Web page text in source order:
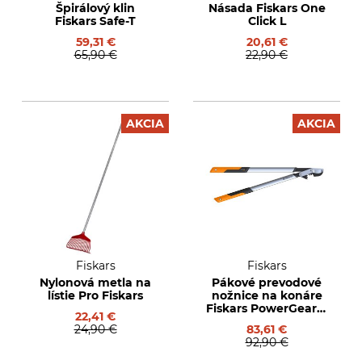
Špirálový klin
Fiskars Safe-T
59,31 €
65,90 €
Násada Fiskars One
Click L
20,61 €
22,90 €
AKCIA
Fiskars
Nylonová metla na
lístie Pro Fiskars
22,41 €
24,90 €
AKCIA
Fiskars
Pákové prevodové
nožnice na konáre
Fiskars PowerGear X
83,61 €
92,90 €